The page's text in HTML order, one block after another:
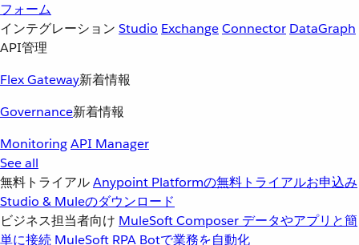
フォーム
インテグレーション Studio ExchangeConnector DataGraph
API管理
Flex Gateway新着情報
Governance新着情報
MonitoringAPI Manager
See all
無料トライアルAnypoint Platformの無料トライアルお申込み
Studio & Muleのダウンロード
ビジネス担当者向け MuleSoft Composer データやアプリと簡
単に接続 MuleSoft RPA Botで業務を自動化